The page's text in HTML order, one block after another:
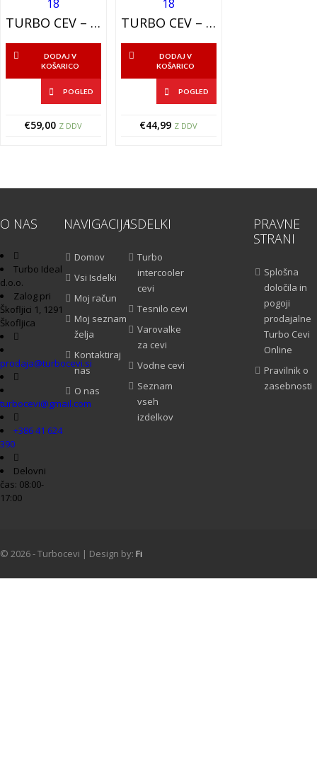
TURBO CEV – INTERCOOLER CEV – 300-6162-18
DODAJ V
KOŠARICO
POGLED
€59,00 Z DDV
TURBO CEV – INTERCOOLER CEV – 300-6378-18
DODAJ V
KOŠARICO
POGLED
€44,99 Z DDV
O NAS
Turbo Ideal
d.o.o.
Zalog pri
Škofljici 1, 1291
Škofljica
prodaja@turbocevi.si
turbocevi@gmail.com
+386 41 624
390
Delovni
čas: 08:00-
17:00
NAVIGACIJA
Domov
Vsi Isdelki
Moj račun
Moj seznam
želja
Kontaktiraj
nas
O nas
ISDELKI
Turbo
intercooler
cevi
Tesnilo cevi
Varovalke
za cevi
Vodne cevi
Seznam
vseh
izdelkov
PRAVNE
STRANI
Splošna
določila in
pogoji
prodajalne
Turbo Cevi
Online
Pravilnik o
zasebnosti
© 2026 - Turbocevi | Design by: Fi